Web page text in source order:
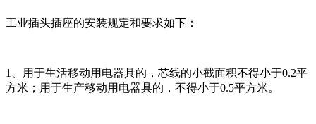
工业插头插座的安装规定和要求如下：
1、用于生活移动用电器具的，芯线的小截面积不得小于0.2平
方米；用于生产移动用电器具的，不得小于0.5平方米。